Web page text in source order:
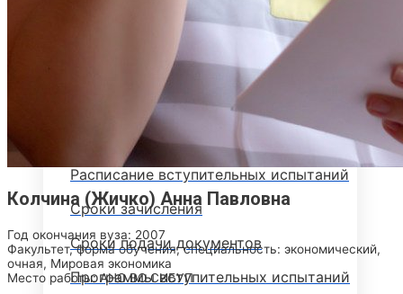
ВЫСШЕЕ ОБРАЗОВАНИЕ
(БАКАЛАВРИАТ)
Перечень направлений и
вступительных испытаний
Стоимость обучения
Расписание вступительных испытаний
Сроки зачисления
Сроки подачи документов
Программы вступительных испытаний
Колчина (Жичко) Анна Павловна
Год окончания вуза: 2007
Факультет, форма обучения, специальность: экономический,
очная, Мировая экономика
Место работы: АНО ВО СИБУП